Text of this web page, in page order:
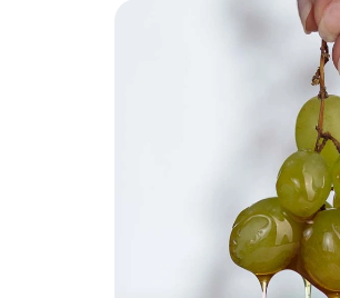
produktu
hviezdičiek.